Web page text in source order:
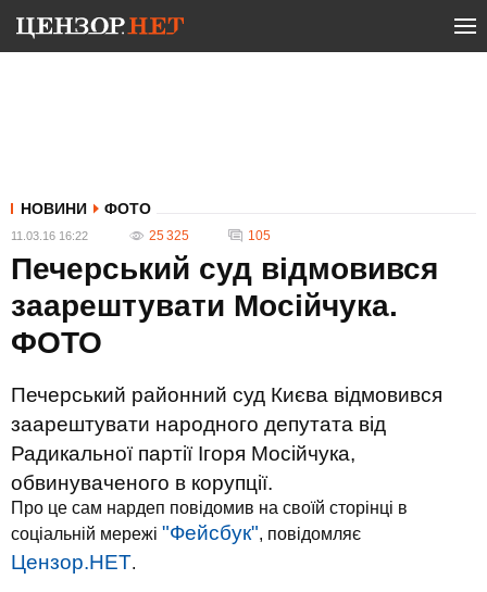
НОВИНИ ФОТО
11.03.16 16:22 25 325 105
Печерський суд відмовився
заарештувати Мосійчука.
ФОТО
Печерський районний суд Києва відмовився
заарештувати народного депутата від
Радикальної партії Ігоря Мосійчука,
обвинуваченого в корупції.
Про це сам нардеп повідомив на своїй сторінці в
соціальній мережі "Фейсбук", повідомляє
Цензор.НЕТ.